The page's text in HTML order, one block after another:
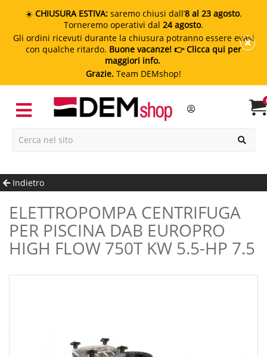
☀️ CHIUSURA ESTIVA: saremo chiusi dall’8 al 23 agosto.
Torneremo operativi dal 24 agosto.
Gli ordini ricevuti durante la chiusura potranno essere evasi
con qualche ritardo. Buone vacanze! 👉 Clicca qui per
maggiori info.
Grazie. Team DEMshop!
Indietro
ELETTROPOMPA CENTRIFUGA
PER PISCINA DAB EUROPRO
HIGH FLOW 750T KW 5.5-HP 7.5